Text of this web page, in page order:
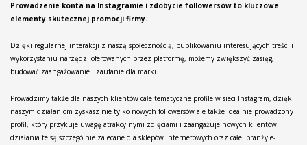
Prowadzenie konta na Instagramie i zdobycie followersów to kluczowe
elementy skutecznej promocji firmy.
Dzięki regularnej interakcji z naszą społecznością, publikowaniu interesujących treści i
wykorzystaniu narzędzi oferowanych przez platformę, możemy zwiększyć zasięg,
budować zaangażowanie i zaufanie dla marki.
Prowadzimy także dla naszych klientów całe tematyczne profile w sieci Instagram, dzięki
naszym działaniom zyskasz nie tylko nowych followersów ale także idealnie prowadzony
profil, który przykuje uwagę atrakcyjnymi zdjęciami i zaangażuje nowych klientów.
działania te są szczególnie zalecane dla sklepów internetowych oraz całej branży e-